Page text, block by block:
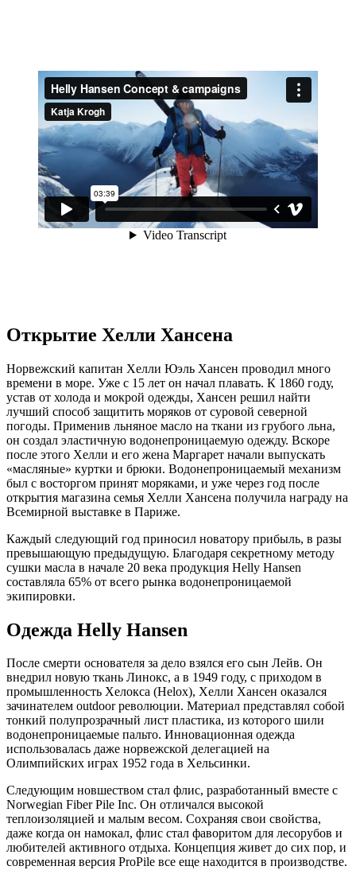
Открытие Хелли Хансена
Норвежский капитан Хелли Юэль Хансен проводил много
времени в море. Уже с 15 лет он начал плавать. К 1860 году,
устав от холода и мокрой одежды, Хансен решил найти
лучший способ защитить моряков от суровой северной
погоды. Применив льняное масло на ткани из грубого льна,
он создал эластичную водонепроницаемую одежду. Вскоре
после этого Хелли и его жена Маргарет начали выпускать
«масляные» куртки и брюки. Водонепроницаемый механизм
был с восторгом принят моряками, и уже через год после
открытия магазина семья Хелли Хансена получила награду на
Всемирной выставке в Париже.
Каждый следующий год приносил новатору прибыль, в разы
превышающую предыдущую. Благодаря секретному методу
сушки масла в начале 20 века продукция Helly Hansen
составляла 65% от всего рынка водонепроницаемой
экипировки.
Одежда Helly Hansen
После смерти основателя за дело взялся его сын Лейв. Он
внедрил новую ткань Линокс, а в 1949 году, с приходом в
промышленность Хелокса (Helox), Хелли Хансен оказался
зачинателем outdoor революции. Материал представлял собой
тонкий полупрозрачный лист пластика, из которого шили
водонепроницаемые пальто. Инновационная одежда
использовалась даже норвежской делегацией на
Олимпийских играх 1952 года в Хельсинки.
Следующим новшеством стал флис, разработанный вместе с
Norwegian Fiber Pile Inc. Он отличался высокой
теплоизоляцией и малым весом. Сохраняя свои свойства,
даже когда он намокал, флис стал фаворитом для лесорубов и
любителей активного отдыха. Концепция живет до сих пор, и
современная версия ProPile все еще находится в производстве.